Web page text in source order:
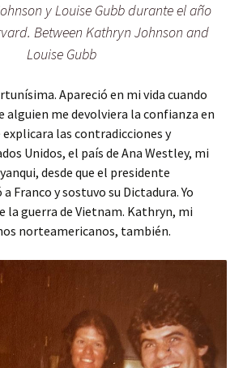
y Louise Gubb durante el año
Between Kathryn Johnson and
Louise Gubb
Apareció en mi vida cuando
alguien me devolviera la confianza en
las contradicciones y
Unidos, el país de Ana Westley, mi
desde que el presidente
Franco y sostuvo su Dictadura. Yo
la guerra de Vietnam. Kathryn, mi
norteamericanos, también.